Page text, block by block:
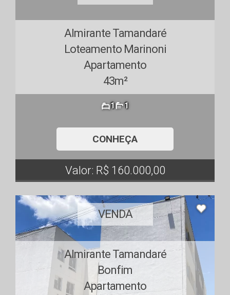
Almirante Tamandaré
Loteamento Marinoni
Apartamento
43m²
1 1
CONHEÇA
Valor: R$ 160.000,00
VENDA
Almirante Tamandaré
Bonfim
Apartamento